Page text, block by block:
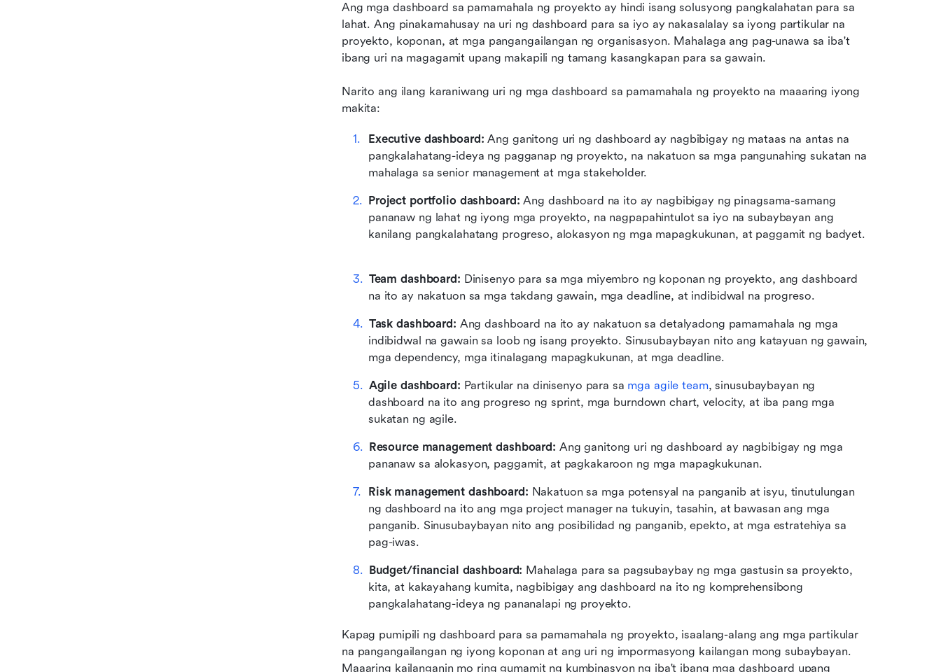
Ang mga dashboard sa pamamahala ng proyekto ay hindi isang solusyong pangkalahatan para sa
lahat. Ang pinakamahusay na uri ng dashboard para sa iyo ay nakasalalay sa iyong partikular na
proyekto, koponan, at mga pangangailangan ng organisasyon. Mahalaga ang pag-unawa sa iba't
ibang uri na magagamit upang makapili ng tamang kasangkapan para sa gawain.
Narito ang ilang karaniwang uri ng mga dashboard sa pamamahala ng proyekto na maaaring iyong
makita:
Executive dashboard: Ang ganitong uri ng dashboard ay nagbibigay ng mataas na antas na
pangkalahatang-ideya ng pagganap ng proyekto, na nakatuon sa mga pangunahing sukatan na
mahalaga sa senior management at mga stakeholder.
Project portfolio dashboard: Ang dashboard na ito ay nagbibigay ng pinagsama-samang
pananaw ng lahat ng iyong mga proyekto, na nagpapahintulot sa iyo na subaybayan ang
Team dashboard: Dinisenyo para sa mga miyembro ng koponan ng proyekto, ang dashboard
na ito ay nakatuon sa mga takdang gawain, mga deadline, at indibidwal na progreso.
Task dashboard: Ang dashboard na ito ay nakatuon sa detalyadong pamamahala ng mga
indibidwal na gawain sa loob ng isang proyekto. Sinusubaybayan nito ang katayuan ng gawain,
mga dependency, mga itinalagang mapagkukunan, at mga deadline.
Agile dashboard: Partikular na dinisenyo para sa mga agile team, sinusubaybayan ng
dashboard na ito ang progreso ng sprint, mga burndown chart, velocity, at iba pang mga
sukatan ng agile.
Resource management dashboard: Ang ganitong uri ng dashboard ay nagbibigay ng mga
pananaw sa alokasyon, paggamit, at pagkakaroon ng mga mapagkukunan.
Risk management dashboard: Nakatuon sa mga potensyal na panganib at isyu, tinutulungan
ng dashboard na ito ang mga project manager na tukuyin, tasahin, at bawasan ang mga
panganib. Sinusubaybayan nito ang posibilidad ng panganib, epekto, at mga estratehiya sa
pag-iwas.
Budget/financial dashboard: Mahalaga para sa pagsubaybay ng mga gastusin sa proyekto,
kita, at kakayahang kumita, nagbibigay ang dashboard na ito ng komprehensibong
pangkalahatang-ideya ng pananalapi ng proyekto.
Kapag pumipili ng dashboard para sa pamamahala ng proyekto, isaalang-alang ang mga partikular
na pangangailangan ng iyong koponan at ang uri ng impormasyong kailangan mong subaybayan.
Maaaring kailanganin mo ring gumamit ng kumbinasyon ng iba't ibang mga dashboard upang